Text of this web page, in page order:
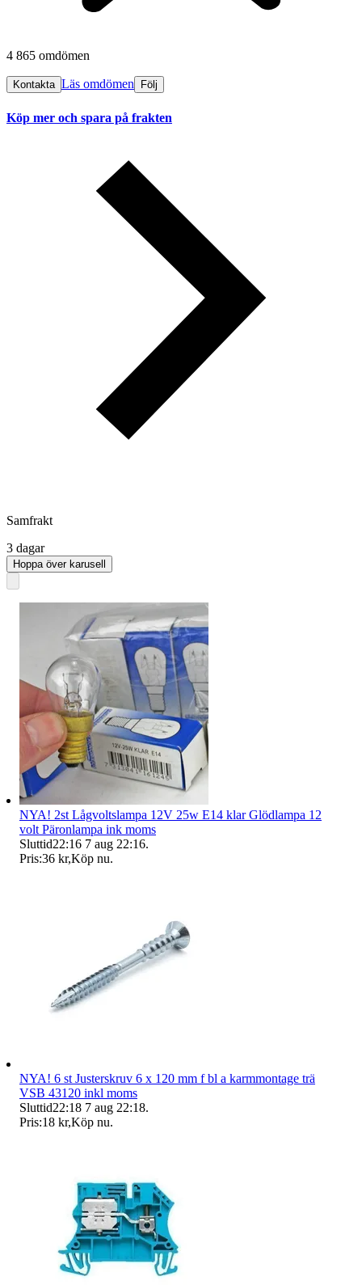
4 865 omdömen
Kontakta Läs omdömen Följ
Köp mer och spara på frakten
Samfrakt
3 dagar
Hoppa över karusell
NYA! 2st Lågvoltslampa 12V 25w E14 klar Glödlampa 12
volt Päronlampa ink moms
Sluttid22:16 7 aug 22:16.
Pris:36 kr,Köp nu.
NYA! 6 st Justerskruv 6 x 120 mm f bl a karmmontage trä
VSB 43120 inkl moms
Sluttid22:18 7 aug 22:18.
Pris:18 kr,Köp nu.